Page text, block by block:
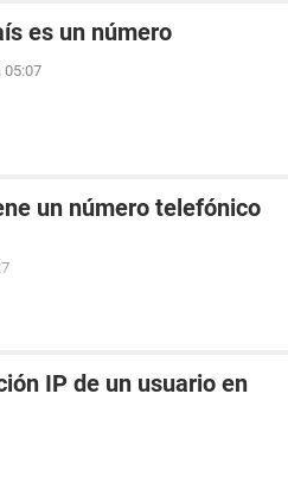
es un número
05:07
un número telefónico
IP de un usuario en